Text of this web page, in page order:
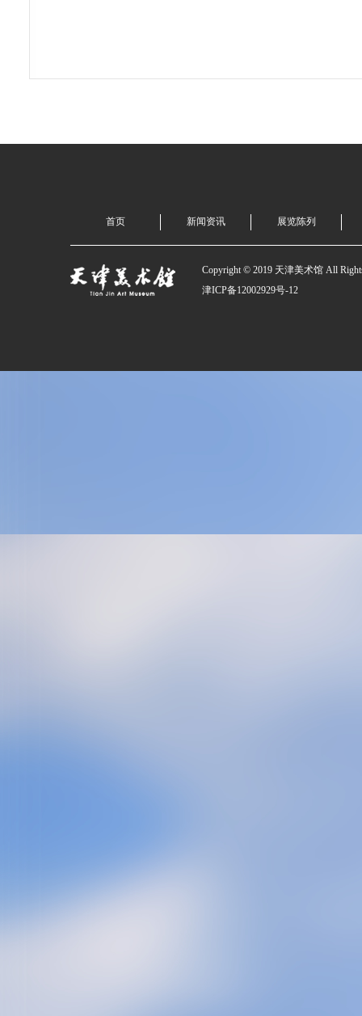
首页 新闻资讯 展览陈列
Copyright © 2019 天津美术馆 All
津ICP备12002929号-12